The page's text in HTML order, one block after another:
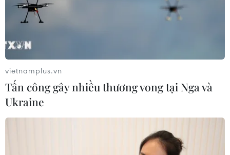
vietnamplus.vn
Tấn công gây nhiều thương vong tại Nga và
Ukraine